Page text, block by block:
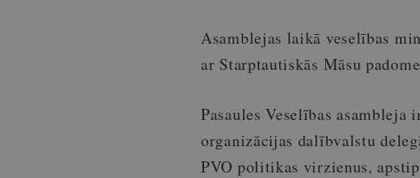
Asamblejas laikā veselības
ar Starptautiskās Māsu
Pasaules Veselības
organizācijas dalībvalstu
PVO politikas virzienus,